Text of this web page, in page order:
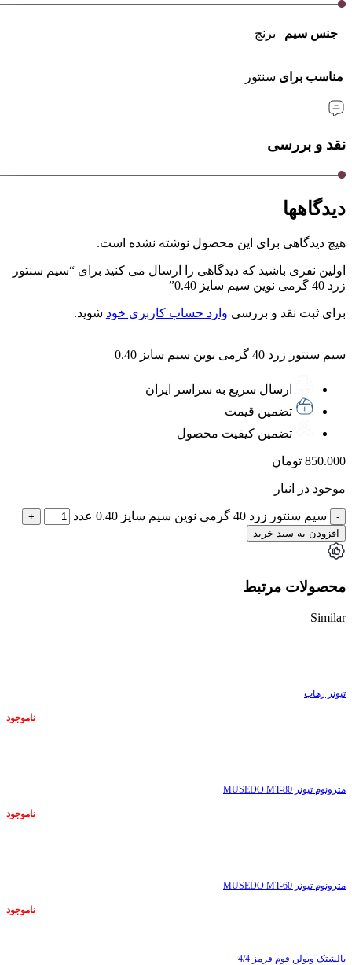
جنس سیم برنج
مناسب برای سنتور
نقد و بررسی
دیدگاهها
هیچ دیدگاهی برای این محصول نوشته نشده است.
اولین نفری باشید که دیدگاهی را ارسال می کنید برای “سیم سنتور
زرد 40 گرمی نوین سیم سایز 0.40”
برای ثبت نقد و بررسی وارد حساب کاربری خود شوید.
سیم سنتور زرد 40 گرمی نوین سیم سایز 0.40
ارسال سریع به سراسر ایران
تضمین قیمت
تضمین کیفیت محصول
850.000 تومان
موجود در انبار
سیم سنتور زرد 40 گرمی نوین سیم سایز 0.40 عدد
افزودن به سبد خرید
محصولات مرتبط
Similar
تیونر رهاب
ناموجود
مترونوم تیونر MUSEDO MT-80
ناموجود
مترونوم تیونر MUSEDO MT-60
ناموجود
بالشتک ویولن فوم قرمز 4/4